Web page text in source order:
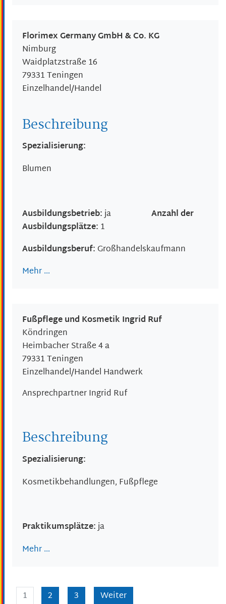
Florimex Germany GmbH & Co. KG
Nimburg
Waidplatzstraße 16
79331Teningen
Einzelhandel/Handel
Beschreibung
Spezialisierung:
Blumen
Ausbildungsbetrieb:ja Anzahl der
Ausbildungsplätze: 1
Ausbildungsberuf: Großhandelskaufmann
Mehr …
Fußpflege und Kosmetik Ingrid Ruf
Köndringen
Heimbacher Straße 4 a
79331Teningen
Einzelhandel/Handel Handwerk
AnsprechpartnerIngrid Ruf
Beschreibung
Spezialisierung:
Kosmetikbehandlungen, Fußpflege
Praktikumsplätze:ja
Mehr …
1 2 3 Weiter